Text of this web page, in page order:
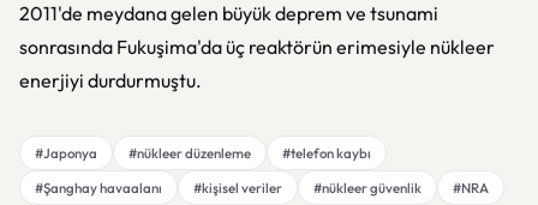
2011'de meydana gelen büyük deprem ve tsunami
sonrasında Fukuşima'da üç reaktörün erimesiyle nükleer
enerjiyi durdurmuştu.
#Japonya #nükleer düzenleme
#telefon kaybı
#Şanghay havaalanı
#kişisel veriler #nükleer güvenlik
#NRA